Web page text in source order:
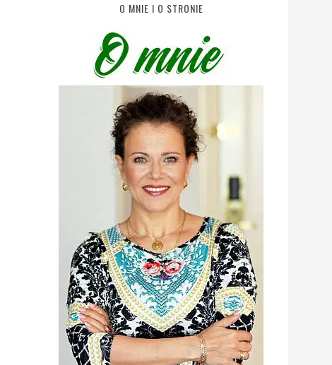
O MNIE I O STRONIE